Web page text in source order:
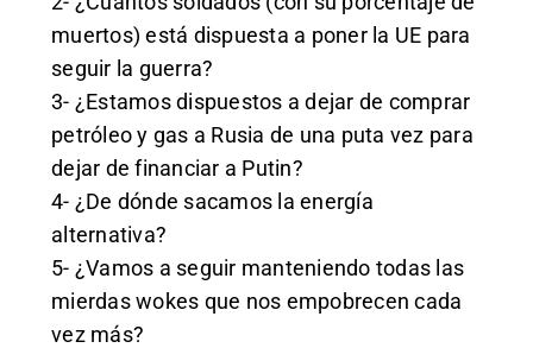
muertos) está dispuesta a poner la UE para
seguir la guerra?
3- ¿Estamos dispuestos a dejar de comprar
petróleo y gas a Rusia de una puta vez para
dejar de financiar a Putin?
4- ¿De dónde sacamos la energía
alternativa?
5- ¿Vamos a seguir manteniendo todas las
mierdas wokes que nos empobrecen cada
vez más?